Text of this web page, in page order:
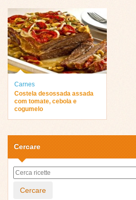
Carnes
Costela desossada assada
com tomate, cebola e
cogumelo
Cercare
Cercare